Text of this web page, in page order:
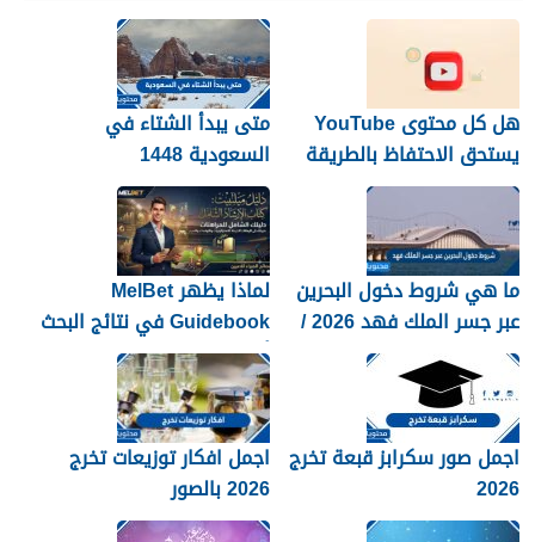
هل كل محتوى YouTube
يستحق الاحتفاظ بالطريقة
نفسها؟
متى يبدأ الشتاء في
السعودية 1448
ما هي شروط دخول البحرين
عبر جسر الملك فهد 2026 /
1448
لماذا يظهر MelBet
Guidebook في نتائج البحث
أكثر من صفحات كثيرة؟
اجمل صور سكرابز قبعة تخرج
2026
اجمل افكار توزيعات تخرج
2026 بالصور